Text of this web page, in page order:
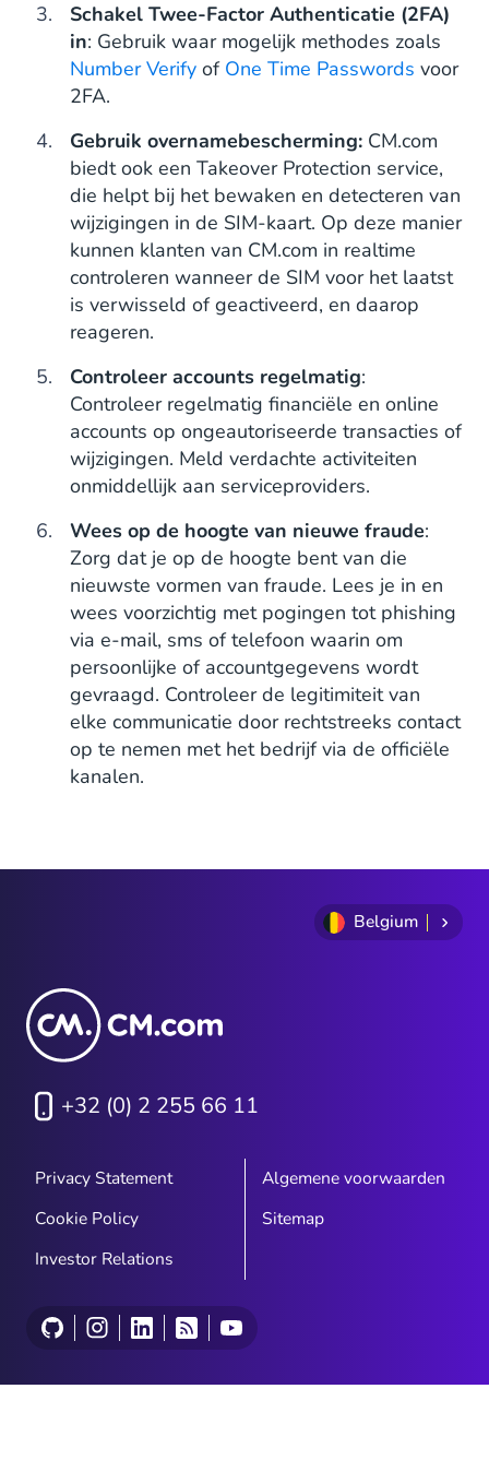
Schakel Twee-Factor Authenticatie (2FA)
in: Gebruik waar mogelijk methodes zoals
Number Verify of One Time Passwords voor
2FA.
Gebruik overnamebescherming: CM.com
biedt ook een Takeover Protection service,
die helpt bij het bewaken en detecteren van
wijzigingen in de SIM-kaart. Op deze manier
kunnen klanten van CM.com in realtime
controleren wanneer de SIM voor het laatst
is verwisseld of geactiveerd, en daarop
reageren.
Controleer accounts regelmatig:
Controleer regelmatig financiële en online
accounts op ongeautoriseerde transacties of
wijzigingen. Meld verdachte activiteiten
onmiddellijk aan serviceproviders.
Wees op de hoogte van nieuwe fraude:
Zorg dat je op de hoogte bent van die
nieuwste vormen van fraude. Lees je in en
wees voorzichtig met pogingen tot phishing
via e-mail, sms of telefoon waarin om
persoonlijke of accountgegevens wordt
gevraagd. Controleer de legitimiteit van
elke communicatie door rechtstreeks contact
op te nemen met het bedrijf via de officiële
kanalen.
Belgium
+32 (0) 2 255 66 11
Privacy Statement
Algemene voorwaarden
Cookie Policy
Sitemap
Investor Relations